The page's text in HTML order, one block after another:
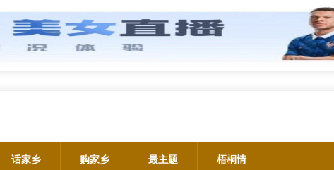
话家乡 购家乡 最主题 梧桐情